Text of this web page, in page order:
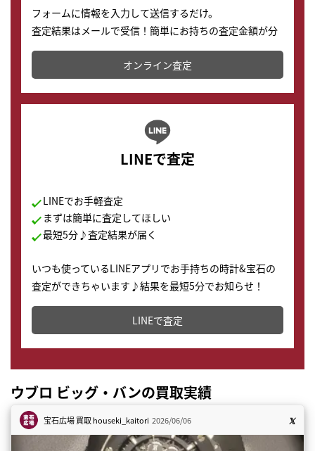
フォームに情報を入力して送信するだけ。
査定結果はメールで受信！簡単にお持ちの査定金額が分
かります。
オンライン査定
LINEで査定
LINEでお手軽査定
まずは簡単に査定してほしい
最短5分♪査定結果が届く
いつも使っているLINEアプリでお手持ちの時計&宝石の
査定ができちゃいます♪結果を最短5分でお知らせ！
どこからでもすぐに査定金額を知ることが出来ます。
LINEで査定
ウブロ ビッグ・バンの買取実績
宝石広場 買取houseki_kaitori 2026/06/06